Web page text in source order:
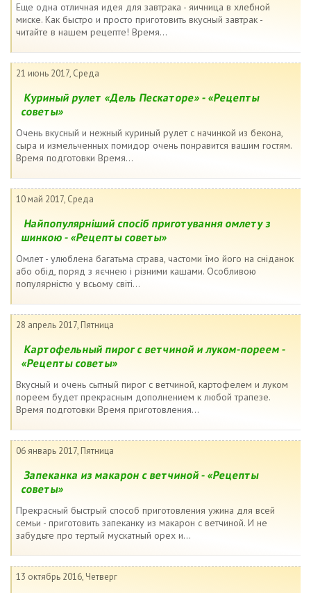
Еще одна отличная идея для завтрака - яичница в хлебной
миске. Как быстро и просто приготовить вкусный завтрак -
читайте в нашем рецепте! Время...
21 июнь 2017, Среда
Куриный рулет «Дель Пескаторе» - «Рецепты
советы»
Очень вкусный и нежный куриный рулет с начинкой из бекона,
сыра и измельченных помидор очень понравится вашим гостям.
Время подготовки Время...
10 май 2017, Среда
Найпопулярніший спосіб приготування омлету з
шинкою - «Рецепты советы»
Омлет - улюблена багатьма страва, частоми їмо його на сніданок
або обід, поряд з яєчнею і різними кашами. Особливою
популярністю у всьому світі...
28 апрель 2017, Пятница
Картофельный пирог с ветчиной и луком-пореем -
«Рецепты советы»
Вкусный и очень сытный пирог с ветчиной, картофелем и луком
пореем будет прекрасным дополнением к любой трапезе.
Время подготовки Время приготовления...
06 январь 2017, Пятница
Запеканка из макарон с ветчиной - «Рецепты
советы»
Прекрасный быстрый способ приготовления ужина для всей
семьи - приготовить запеканку из макарон с ветчиной. И не
забудьте про тертый мускатный орех и...
13 октябрь 2016, Четверг